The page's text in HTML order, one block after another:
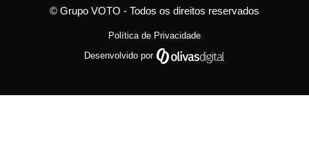
© Grupo VOTO - Todos os direitos reservados
Política de Privacidade
Desenvolvido por